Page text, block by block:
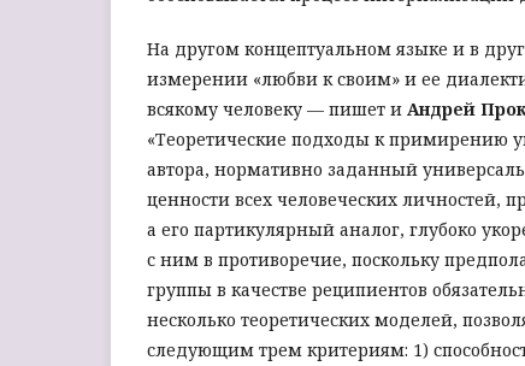
На другом концептуальном языке и в
измерении «любви к своим» и ее
всякому человеку — пишет и Андрей
«Теоретические подходы к примирению
автора, нормативно заданный
ценности всех человеческих личностей,
а его партикулярный аналог, глубоко
с ним в противоречие, поскольку
группы в качестве реципиентов
несколько теоретических моделей,
следующим трем критериям: 1)